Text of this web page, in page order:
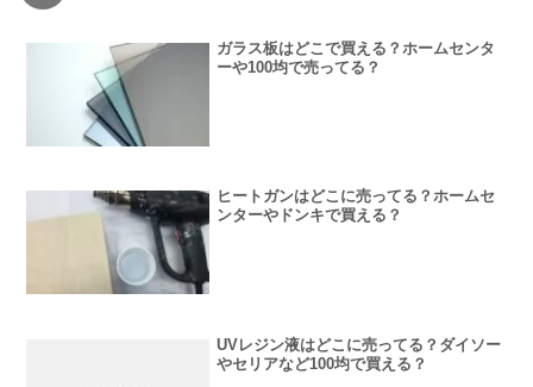
ガラス板はどこで買える？ホームセンタ
ーや100均で売ってる？
ヒートガンはどこに売ってる？ホームセ
ンターやドンキで買える？
UVレジン液はどこに売ってる？ダイソー
やセリアなど100均で買える？